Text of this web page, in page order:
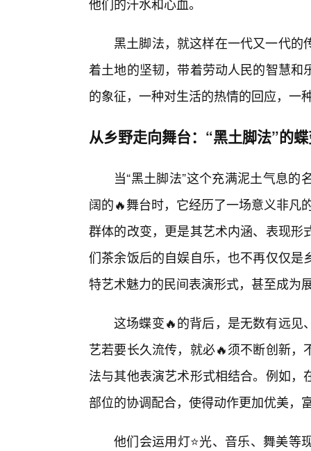
黑土脚法，就这样在一代又一代
着土地的坚韧，带着劳动人民的智慧
的象征，一种对生活的热情的回应，一
从乡野走向舞台：“黑土脚法”的
当“黑土脚法”这个充满泥土气息
阔的🔥舞台时，它经历了一场意义非凡
群体的改变，更是其艺术内涵、表现
们茶余饭后的自娱自乐，也不再仅仅
特艺术魅力的民间表演形式，甚至成为
这场蝶变🔥的背后，是无数有远见
艺若要长久流传，就必🔥须不断创新
法与其他表演艺术形式相结合。例如
部位的协调配合，使得动作更加优美，
他们会运用灯⭐光、音乐、舞美等